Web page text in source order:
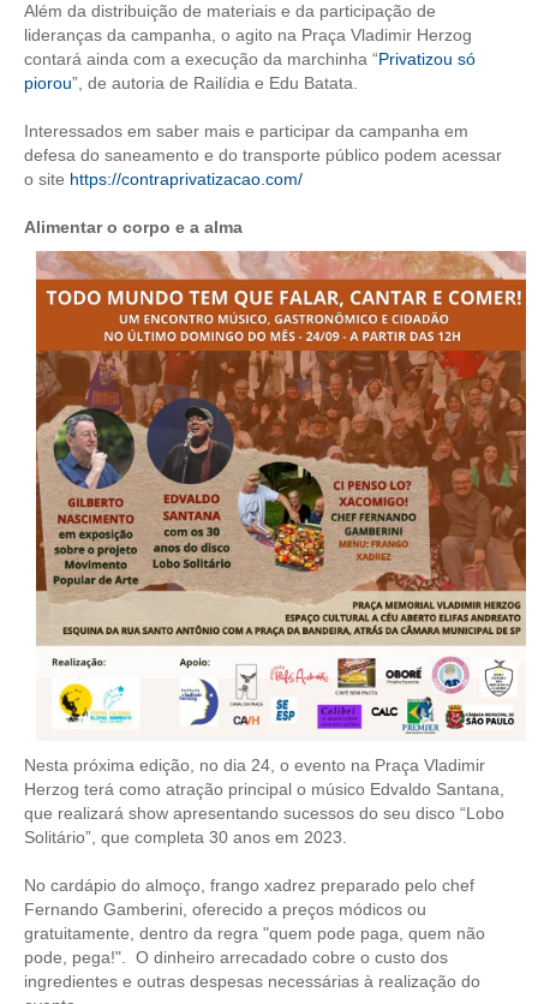
HOMOLOGAÇÕES
FIQUE POR DENTRO
OPORTUNIDADES
APRESENTAÇÃO
EMPREGO E ESTÁGIO
AUTÔNOMOS E SERVIÇOS
NEWSLETTER
GUIA DAS ENGENHARIAS
CONTATO
CURSOS
SEESP EDUCAÇÃO
PLATAFORMAS GRATUITAS
BENEFÍCIOS
APOSENTADORIA
PLANO DE SAÚDE
SEESPPREV
Além da distribuição de materiais e da participação de
lideranças da campanha, o agito na Praça Vladimir Herzog
contará ainda com a execução da marchinha “Privatizou só
piorou”, de autoria de Railídia e Edu Batata.
Interessados em saber mais e participar da campanha em
defesa do saneamento e do transporte público podem acessar
o site https://contraprivatizacao.com/
Alimentar o corpo e a alma
Nesta próxima edição, no dia 24, o evento na Praça Vladimir
Herzog terá como atração principal o músico Edvaldo Santana,
que realizará show apresentando sucessos do seu disco “Lobo
Solitário”, que completa 30 anos em 2023.
No cardápio do almoço, frango xadrez preparado pelo chef
Fernando Gamberini, oferecido a preços módicos ou
gratuitamente, dentro da regra "quem pode paga, quem não
pode, pega!". O dinheiro arrecadado cobre o custo dos
ingredientes e outras despesas necessárias à realização do